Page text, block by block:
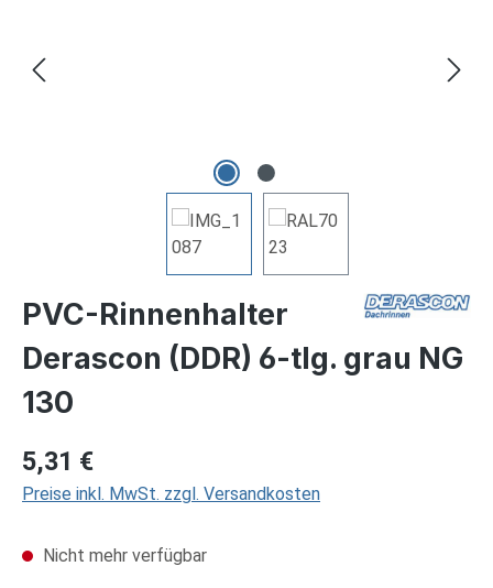
PVC-Rinnenhalter
Derascon (DDR) 6-tlg. grau NG
130
Regulärer Preis:
5,31 €
Preise inkl. MwSt. zzgl. Versandkosten
Nicht mehr verfügbar